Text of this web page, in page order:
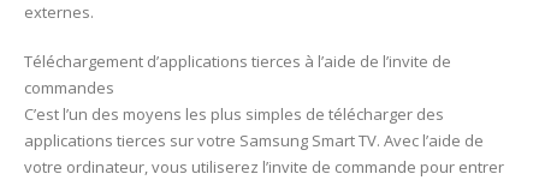
externes.
Téléchargement d’applications tierces à l’aide de l’invite de
commandes
C’est l’un des moyens les plus simples de télécharger des
applications tierces sur votre Samsung Smart TV. Avec l’aide de
votre ordinateur, vous utiliserez l’invite de commande pour entrer